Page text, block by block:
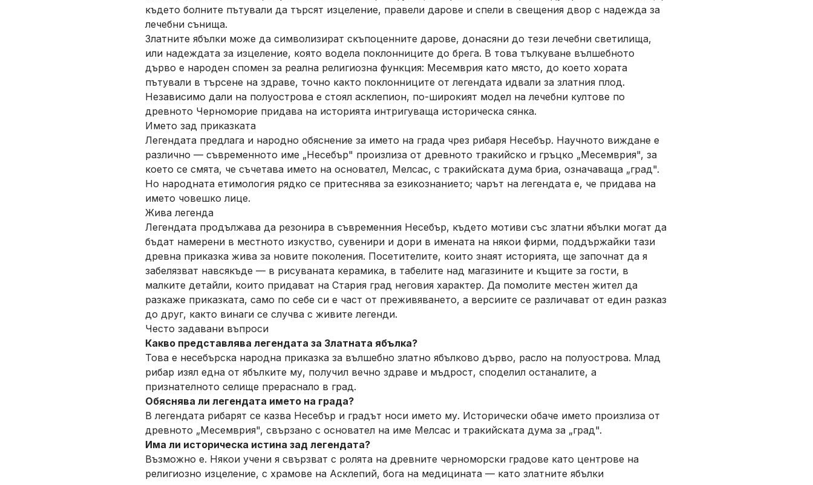
където болните пътували да търсят изцеление, правели дарове и спели в свещения двор с надежда за
лечебни сънища.
Златните ябълки може да символизират скъпоценните дарове, донасяни до тези лечебни светилища,
или надеждата за изцеление, която водела поклонниците до брега. В това тълкуване вълшебното
дърво е народен спомен за реална религиозна функция: Месемврия като място, до което хората
пътували в търсене на здраве, точно както поклонниците от легендата идвали за златния плод.
Независимо дали на полуострова е стоял асклепион, по-широкият модел на лечебни култове по
древното Черноморие придава на историята интригуваща историческа сянка.
Името зад приказката
Легендата предлага и народно обяснение за името на града чрез рибаря Несебър. Научното виждане е
различно — съвременното име „Несебър" произлиза от древното тракийско и гръцко „Месемврия", за
което се смята, че съчетава името на основател, Мелсас, с тракийската дума бриа, означаваща „град".
Но народната етимология рядко се притеснява за езикознанието; чарът на легендата е, че придава на
името човешко лице.
Жива легенда
Легендата продължава да резонира в съвременния Несебър, където мотиви със златни ябълки могат да
бъдат намерени в местното изкуство, сувенири и дори в имената на някои фирми, поддържайки тази
древна приказка жива за новите поколения. Посетителите, които знаят историята, ще започнат да я
забелязват навсякъде — в рисуваната керамика, в табелите над магазините и къщите за гости, в
малките детайли, които придават на Стария град неговия характер. Да помолите местен жител да
разкаже приказката, само по себе си е част от преживяването, а версиите се различават от един разказ
до друг, както винаги се случва с живите легенди.
Често задавани въпроси
Какво представлява легендата за Златната ябълка?
Това е несебърска народна приказка за вълшебно златно ябълково дърво, расло на полуострова. Млад
рибар изял една от ябълките му, получил вечно здраве и мъдрост, споделил останалите, а
признателното селище прераснало в град.
Обяснява ли легендата името на града?
В легендата рибарят се казва Несебър и градът носи името му. Исторически обаче името произлиза от
древното „Месемврия", свързано с основател на име Мелсас и тракийската дума за „град".
Има ли историческа истина зад легендата?
Възможно е. Някои учени я свързват с ролята на древните черноморски градове като центрове на
религиозно изцеление, с храмове на Асклепий, бога на медицината — като златните ябълки